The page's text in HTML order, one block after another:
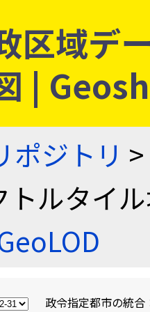
区域デ
|
ポジトリ >
トルタイ
政令指定都市の統